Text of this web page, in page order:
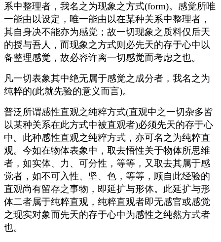
系中整理者，我名之为现象之方式(form)。感觉所唯
一能由以设定，唯一能由以在某种关系中整理者，
其自身决不能亦为感觉；故一切现象之质料仅后天
的授与吾人，而现象之方式则必先天的存于心中以
备整理感觉，故必容许离一切感觉而考虑之也。
凡一切表象其中绝无属于感觉之成分者，我名之为
纯粹的(此就先验的意义而言)。
普泛所谓感性直观之纯粹方式(直观中之一切杂多皆
以某种关系在此方式中被直观者)必须先天的存于心
中。此种感性直观之纯粹方式，亦可名之为纯粹直
观。今如在物体表象中，取去悟性关于物体所思维
者，如实体、力、可分性，等等，又取去其属于感
觉者，如不可入性、坚、色，等等，顾自此经验的
直观尚有留存之事物，即延扩与形体。此延扩与形
体二者属于纯粹直观，纯粹直观者即无感官或感觉
之现实对象而先天的存于心中为感性之纯然方式者
也。